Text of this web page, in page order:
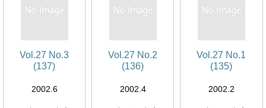
Vol.27 No.3
(137)
2002.6
Vol.27 No.2
(136)
2002.4
Vol.27 No.1
(135)
2002.2